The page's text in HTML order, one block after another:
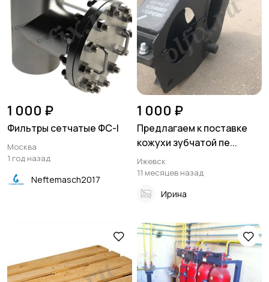
1 000 ₽
Фильтры сетчатые ФС-I
Москва
1 год назад
Neftemasch2017
1 000 ₽
Предлагаем к поставке
кожухи зубчатой пе...
Ижевск
11 месяцев назад
Ирина